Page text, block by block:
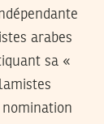
arabes
sa «
nomination